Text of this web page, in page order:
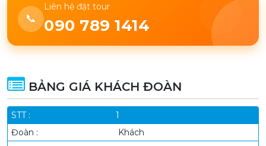
📞
Liên hệ đặt tour
090 789 1414
BẢNG GIÁ KHÁCH ĐOÀN
1
Khách